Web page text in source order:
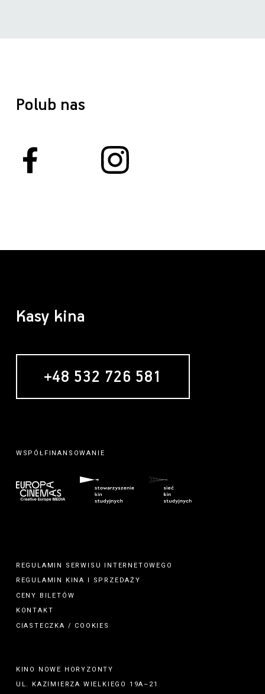
Polub nas
Kasy kina
+48 532 726 581
WSPÓŁFINANSOWANIE
REGULAMIN SERWISU INTERNETOWEGO
REGULAMIN
KINA
SPRZEDAŻY
CENY BILETÓW
KONTAKT
CIASTECZKA / COOKIES
KINO NOWE HORYZONTY
UL. KAZIMIERZA WIELKIEGO 19A–21